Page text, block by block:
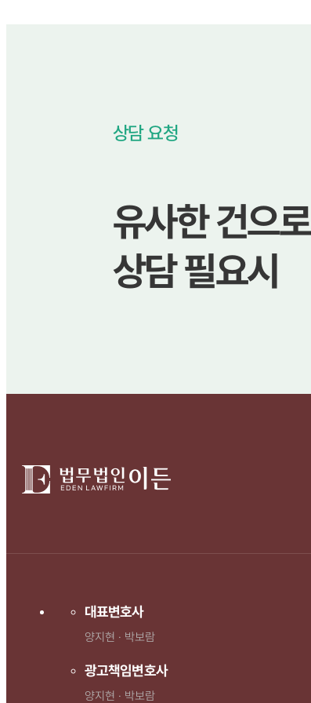
상담 요청
유사한 건으로
상담 필요시
대표변호사
양지현 · 박보람
광고책임변호사
양지현 · 박보람